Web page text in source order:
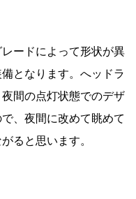
ードによって形状が異
となります。へッドラ
間の点灯状態でのデザ
、夜間に改めて眺めて
ると思います。